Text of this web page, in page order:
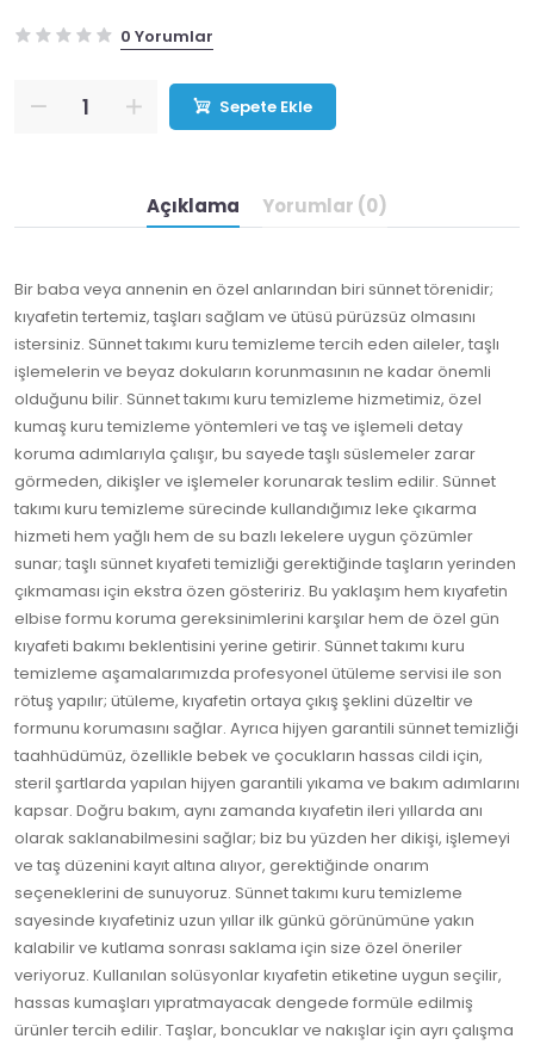
0 Yorumlar
Sepete Ekle
Açıklama Yorumlar (0)
Bir baba veya annenin en özel anlarından biri sünnet törenidir;
kıyafetin tertemiz, taşları sağlam ve ütüsü pürüzsüz olmasını
istersiniz. Sünnet takımı kuru temizleme tercih eden aileler, taşlı
işlemelerin ve beyaz dokuların korunmasının ne kadar önemli
olduğunu bilir. Sünnet takımı kuru temizleme hizmetimiz, özel
kumaş kuru temizleme yöntemleri ve taş ve işlemeli detay
koruma adımlarıyla çalışır, bu sayede taşlı süslemeler zarar
görmeden, dikişler ve işlemeler korunarak teslim edilir. Sünnet
takımı kuru temizleme sürecinde kullandığımız leke çıkarma
hizmeti hem yağlı hem de su bazlı lekelere uygun çözümler
sunar; taşlı sünnet kıyafeti temizliği gerektiğinde taşların yerinden
çıkmaması için ekstra özen gösteririz. Bu yaklaşım hem kıyafetin
elbise formu koruma gereksinimlerini karşılar hem de özel gün
kıyafeti bakımı beklentisini yerine getirir. Sünnet takımı kuru
temizleme aşamalarımızda profesyonel ütüleme servisi ile son
rötuş yapılır; ütüleme, kıyafetin ortaya çıkış şeklini düzeltir ve
formunu korumasını sağlar. Ayrıca hijyen garantili sünnet temizliği
taahhüdümüz, özellikle bebek ve çocukların hassas cildi için,
steril şartlarda yapılan hijyen garantili yıkama ve bakım adımlarını
kapsar. Doğru bakım, aynı zamanda kıyafetin ileri yıllarda anı
olarak saklanabilmesini sağlar; biz bu yüzden her dikişi, işlemeyi
ve taş düzenini kayıt altına alıyor, gerektiğinde onarım
seçeneklerini de sunuyoruz. Sünnet takımı kuru temizleme
sayesinde kıyafetiniz uzun yıllar ilk günkü görünümüne yakın
kalabilir ve kutlama sonrası saklama için size özel öneriler
veriyoruz. Kullanılan solüsyonlar kıyafetin etiketine uygun seçilir,
hassas kumaşları yıpratmayacak dengede formüle edilmiş
ürünler tercih edilir. Taşlar, boncuklar ve nakışlar için ayrı çalışma